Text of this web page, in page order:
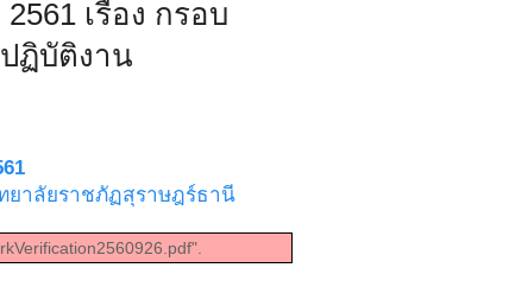
เรื่อง กรอบ
ฏิบัติงาน
ยาลัยราชภัฏสุราษฎร์ธานี